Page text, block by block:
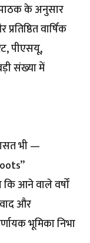
पाठक के अनुसार
वार्षिक
पीएसयू,
संख्या में
भी —
आने वाले वर्षों
और
भूमिका निभा